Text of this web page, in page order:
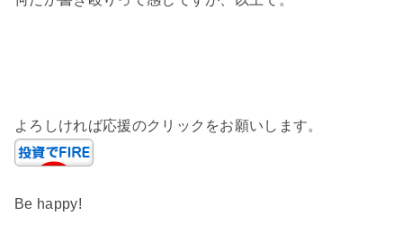
よろしければ応援のクリックをお願いします。
Be happy!